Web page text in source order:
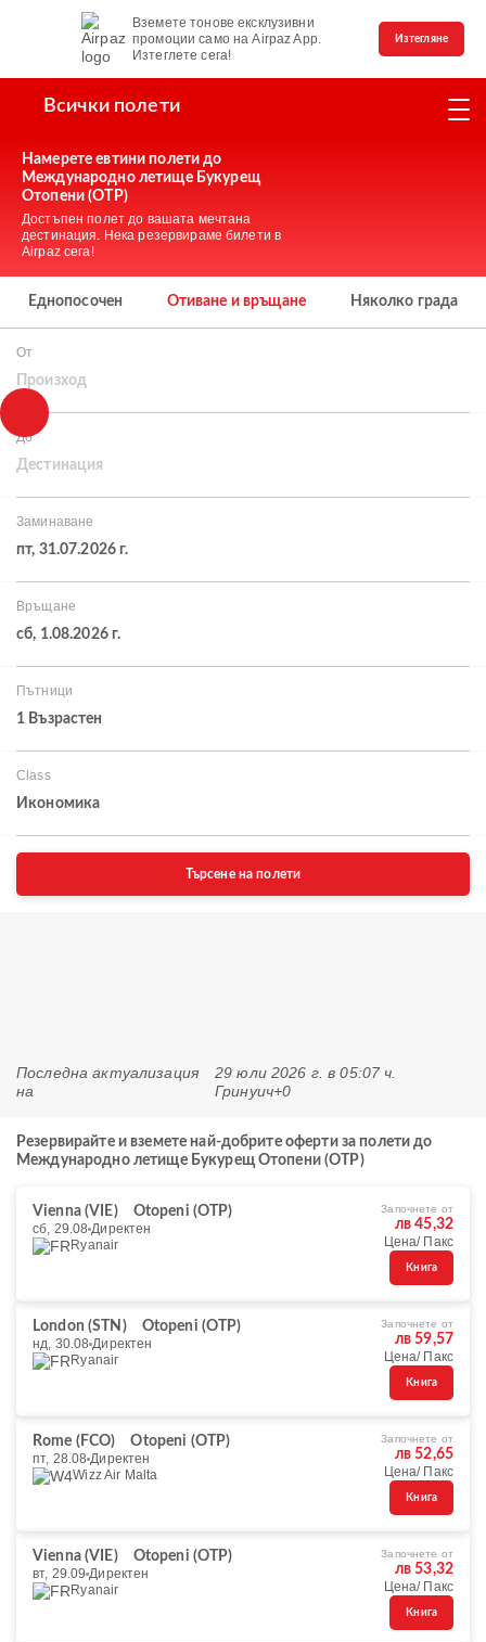
Вземете тонове ексклузивни
промоции само на Airpaz App.
Изтеглете сега!
Изтегляне
Всички полети
Намерете евтини полети до
Международно летище Букурещ
Отопени (OTP)
Достъпен полет до вашата мечтана
дестинация. Нека резервираме билети в
Airpaz сега!
Еднопосочен Отиване и връщане Няколко града
От
Произход
До
Дестинация
Заминаване
пт, 31.07.2026 г.
Връщане
сб, 1.08.2026 г.
Пътници
1 Възрастен
Class
Икономика
Търсене на полети
Последна актуализация
на
29 юли 2026 г. в 05:07 ч.
Гринуич+0
Резервирайте и вземете най-добрите оферти за полети до
Международно летище Букурещ Отопени (OTP)
Vienna (VIE)
Otopeni (OTP)
сб, 29.08 Директен
Ryanair
Започнете от
лв 45,32
Цена/ Пакс
Книга
London (STN)
Otopeni (OTP)
нд, 30.08 Директен
Ryanair
Започнете от
лв 59,57
Цена/ Пакс
Книга
Rome (FCO)
Otopeni (OTP)
пт, 28.08 Директен
Wizz Air Malta
Започнете от
лв 52,65
Цена/ Пакс
Книга
Vienna (VIE)
Otopeni (OTP)
вт, 29.09 Директен
Ryanair
Започнете от
лв 53,32
Цена/ Пакс
Книга